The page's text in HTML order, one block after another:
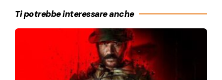
Ti potrebbe interessare anche